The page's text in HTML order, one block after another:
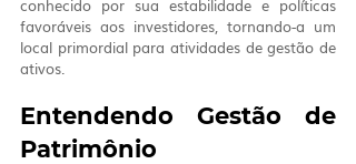
conhecido por sua estabilidade e políticas
favoráveis aos investidores, tornando-a um
local primordial para atividades de gestão de
ativos.
Entendendo Gestão de
Patrimônio